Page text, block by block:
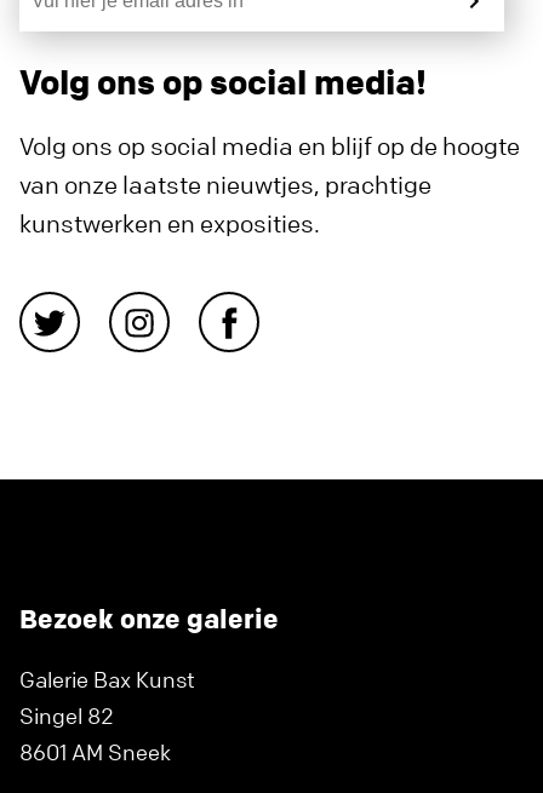
Volg ons op social media!
Volg ons op social media en blijf op de hoogte
van onze laatste nieuwtjes, prachtige
kunstwerken en exposities.
Bezoek onze galerie
Galerie Bax Kunst
Singel 82
8601 AM Sneek